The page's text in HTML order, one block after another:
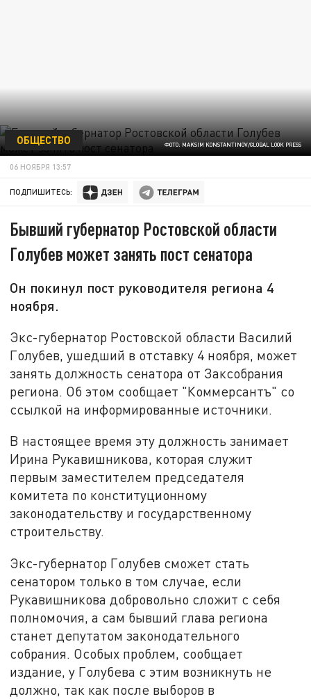
ФОТО: MAKSIM KONSTANTINOV/GLOBAL LOOK PRESS
ОБЩЕСТВО
06 НОЯБРЯ 13:57
ПОДПИШИТЕСЬ:
Бывший губернатор Ростовской области
Голубев может занять пост сенатора
Он покинул пост руководителя региона 4
ноября.
Экс-губернатор Ростовской области Василий
Голубев, ушедший в отставку 4 ноября, может
занять должность сенатора от Заксобрания
региона. Об этом сообщает "Коммерсантъ" со
ссылкой на информированные источники.
В настоящее время эту должность занимает
Ирина Рукавишникова, которая служит
первым заместителем председателя
комитета по конституционному
законодательству и государственному
строительству.
Экс-губернатор Голубев сможет стать
сенатором только в том случае, если
Рукавишникова добровольно сложит с себя
полномочия, а сам бывший глава региона
станет депутатом законодательного
собрания. Особых проблем, сообщает
издание, у Голубева с этим возникнуть не
должно, так как после выборов в